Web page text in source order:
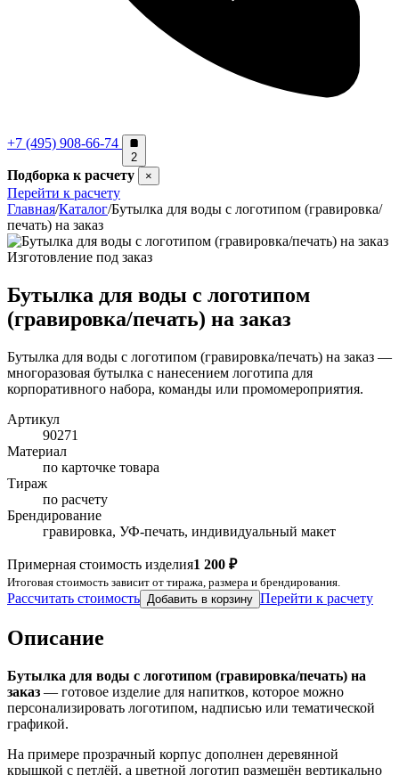
+7 (495) 908-66-74
2
Подборка к расчету ×
Перейти к расчету
Главная/Каталог/Бутылка для воды с логотипом (гравировка/
печать) на заказ
Изготовление под заказ
Бутылка для воды с логотипом
(гравировка/печать) на заказ
Бутылка для воды с логотипом (гравировка/печать) на заказ —
многоразовая бутылка с нанесением логотипа для
корпоративного набора, команды или промомероприятия.
Артикул
90271
Материал
по карточке товара
Тираж
по расчету
Брендирование
гравировка, УФ-печать, индивидуальный макет
Примерная стоимость изделия1 200 ₽
Итоговая стоимость зависит от тиража, размера и брендирования.
Рассчитать стоимость Добавить в корзину Перейти к расчету
Описание
Бутылка для воды с логотипом (гравировка/печать) на
заказ — готовое изделие для напитков, которое можно
персонализировать логотипом, надписью или тематической
графикой.
На примере прозрачный корпус дополнен деревянной
крышкой с петлёй, а цветной логотип размещён вертикально